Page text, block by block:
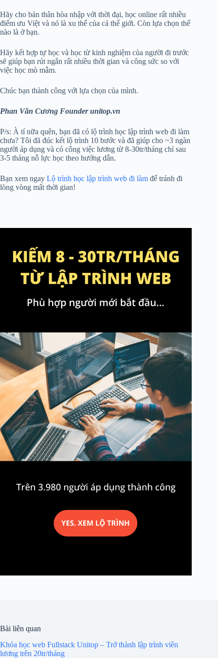
Hãy cho bản thân hòa nhập với thời đại, học online rất nhiều
điểm ưu Việt và nó là xu thế của cả thế giới. Còn lựa chọn thế
nào là ở bạn.
Hãy kết hợp tự học và học từ kinh nghiệm của người đi trước
sẽ giúp bạn rút ngắn rất nhiều thời gian và công sức so với
việc học mò mẫm.
Chúc bạn thành công với lựa chọn của mình.
Phan Văn Cương Founder unitop.vn
P/s: À tí nữa quên, bạn đã có lộ trình học lập trình web đi làm
chưa? Tôi đã đúc kết lộ trình 10 bước và đã giúp cho ~3 ngàn
người áp dụng và có công việc lương từ 8-30tr/tháng chỉ sau
3-5 tháng nỗ lực học theo hướng dẫn.
Bạn xem ngay Lộ trình học lập trình web đi làm để tránh đi
lòng vòng mất thời gian!
Bài liên quan
Khóa học web Fullstack Unitop – Trở thành lập trình viên
lương trên 20tr/tháng